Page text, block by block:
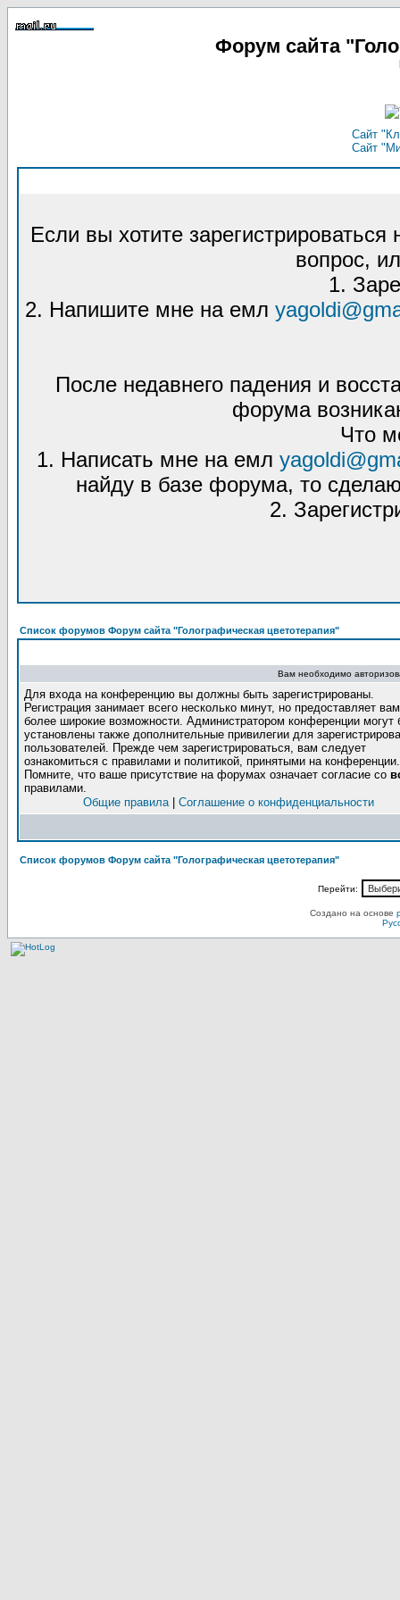
Форум сайта
Сайт
Сайт
Если вы хотите
вопрос,
1.
2. Напишите мне на емл
После недавнего падения и
форума
Что
1. Написать мне на емл
найду в базе форума, то
2.
Список форумов Форум сайта "Голографическая цветотерапия"
Вам необходимо
Для входа на конференцию вы должны быть зарегистрированы.
Регистрация занимает всего несколько минут, но предоставляет вам
более широкие возможности. Администратором конференции могут
установлены также дополнительные привилегии для
пользователей. Прежде чем зарегистрироваться, вам следует
ознакомиться с правилами и политикой, принятыми на конференции.
Помните, что ваше присутствие на форумах означает согласие со
правилами.
Общие правила| Соглашение о конфиденциальности
Список форумов Форум сайта "Голографическая цветотерапия"
Перейти:
Создано на основе